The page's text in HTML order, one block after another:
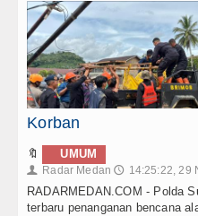
Korban
🔖 UMUM
👤 Radar Medan 🕔 14:25:22, 29
RADARMEDAN.COM - Polda
terbaru penanganan bencana